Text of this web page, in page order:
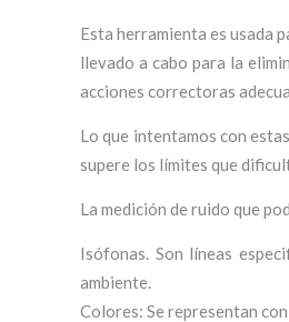
Esta herramienta es usada
llevado a cabo para la
acciones correctoras
Lo que intentamos con
supere los límites que
La medición de ruido que
Isófonas. Son líneas
ambiente.
Colores: Se representan